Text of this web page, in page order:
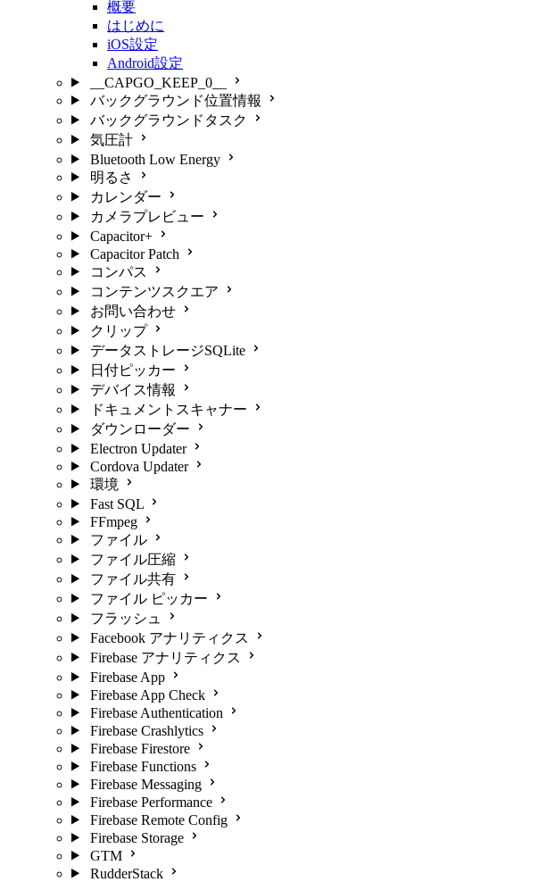
概要
はじめに
iOS設定
Android設定
__CAPGO_KEEP_0__
バックグラウンド位置情報
バックグラウンドタスク
気圧計
Bluetooth Low Energy
明るさ
カレンダー
カメラプレビュー
Capacitor+
Capacitor Patch
コンパス
コンテンツスクエア
お問い合わせ
クリップ
データストレージSQLite
日付ピッカー
デバイス情報
ドキュメントスキャナー
ダウンローダー
Electron Updater
Cordova Updater
環境
Fast SQL
FFmpeg
ファイル
ファイル圧縮
ファイル共有
ファイル ピッカー
フラッシュ
Facebook アナリティクス
Firebase アナリティクス
Firebase App
Firebase App Check
Firebase Authentication
Firebase Crashlytics
Firebase Firestore
Firebase Functions
Firebase Messaging
Firebase Performance
Firebase Remote Config
Firebase Storage
GTM
RudderStack